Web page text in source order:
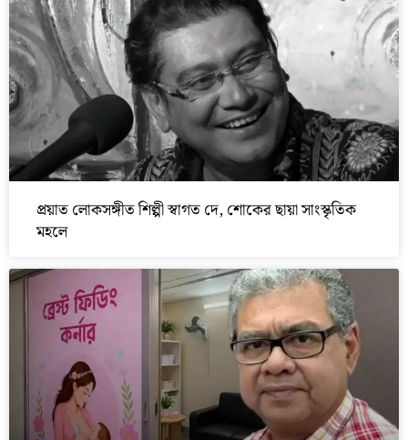
প্রয়াত লোকসঙ্গীত শিল্পী স্বাগত দে, শোকের ছায়া সাংস্কৃতিক
মহলে